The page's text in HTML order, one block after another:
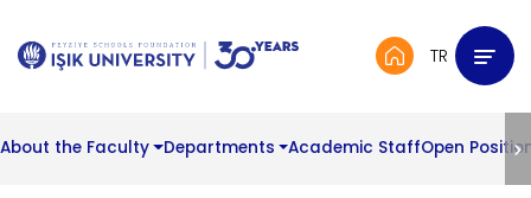
TR
About the Faculty Departments Academic StaffOpen